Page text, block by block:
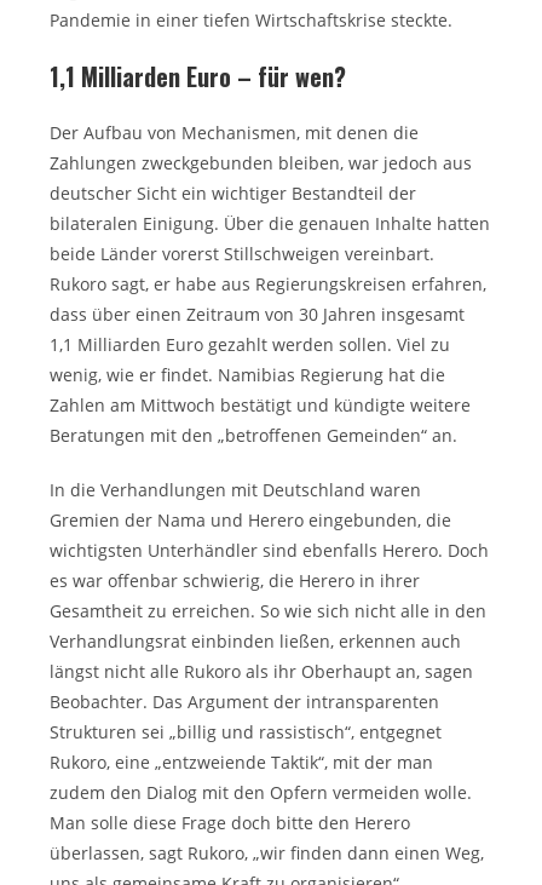
Pandemie in einer tiefen Wirtschaftskrise steckte.
1,1 Milliarden Euro – für wen?
Der Aufbau von Mechanismen, mit denen die
Zahlungen zweckgebunden bleiben, war jedoch aus
deutscher Sicht ein wichtiger Bestandteil der
bilateralen Einigung. Über die genauen Inhalte hatten
beide Länder vorerst Stillschweigen vereinbart.
Rukoro sagt, er habe aus Regierungskreisen erfahren,
dass über einen Zeitraum von 30 Jahren insgesamt
1,1 Milliarden Euro gezahlt werden sollen. Viel zu
wenig, wie er findet. Namibias Regierung hat die
Zahlen am Mittwoch bestätigt und kündigte weitere
Beratungen mit den „betroffenen Gemeinden“ an.
In die Verhandlungen mit Deutschland waren
Gremien der Nama und Herero eingebunden, die
wichtigsten Unterhändler sind ebenfalls Herero. Doch
es war offenbar schwierig, die Herero in ihrer
Gesamtheit zu erreichen. So wie sich nicht alle in den
Verhandlungsrat einbinden ließen, erkennen auch
längst nicht alle Rukoro als ihr Oberhaupt an, sagen
Beobachter. Das Argument der intransparenten
Strukturen sei „billig und rassistisch“, entgegnet
Rukoro, eine „entzweiende Taktik“, mit der man
zudem den Dialog mit den Opfern vermeiden wolle.
Man solle diese Frage doch bitte den Herero
überlassen, sagt Rukoro, „wir finden dann einen Weg,